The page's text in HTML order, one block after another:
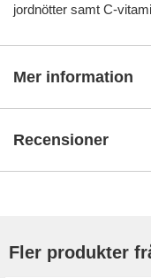
jordnötter samt C-
Mer information
Recensioner
Fler produkter